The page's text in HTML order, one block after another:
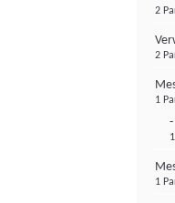
2
2
1
1